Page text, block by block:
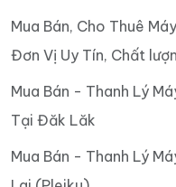
Mua Bán, Cho Thuê
Đơn Vị Uy Tín, Chất
Mua Bán - Thanh Lý
Tại Đăk Lăk
Mua Bán - Thanh Lý